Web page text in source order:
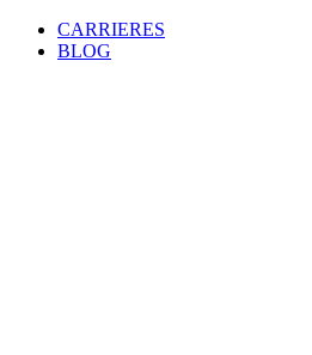
CARRIERES
BLOG